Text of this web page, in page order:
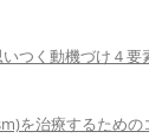
つく動機づけ４要
を治療するための